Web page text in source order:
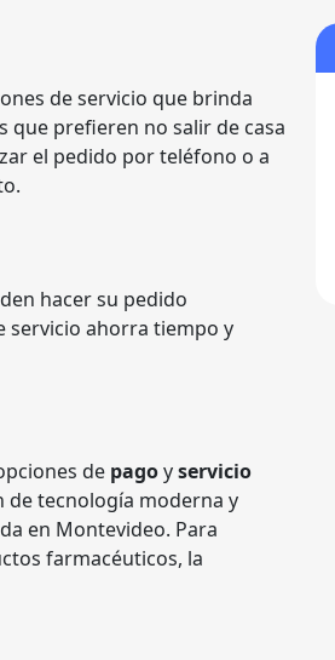
de servicio que brinda
que prefieren no salir de casa
el pedido por teléfono o a
hacer su pedido
servicio ahorra tiempo y
de pagoyservicio
de tecnología moderna y
en Montevideo. Para
farmacéuticos, la